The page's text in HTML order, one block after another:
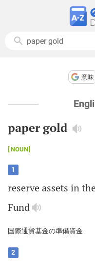
意味
paper gold
NOUN
1
reserve assets inthe
Fund
国際通貨基金の準備資金
2